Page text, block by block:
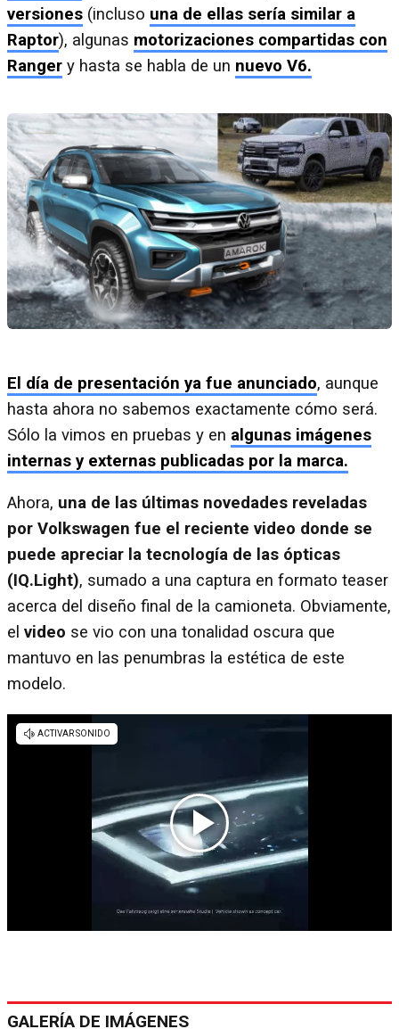
versiones (incluso una de ellas sería similar a
Raptor), algunas motorizaciones compartidas con
Ranger y hasta se habla de un nuevo V6.
El día de presentación ya fue anunciado, aunque
hasta ahora no sabemos exactamente cómo será.
Sólo la vimos en pruebas y en algunas imágenes
internas y externas publicadas por la marca.
Ahora, una de las últimas novedades reveladas
por Volkswagen fue el reciente video donde se
puede apreciar la tecnología de las ópticas
(IQ.Light), sumado a una captura en formato teaser
acerca del diseño final de la camioneta. Obviamente,
el video se vio con una tonalidad oscura que
mantuvo en las penumbras la estética de este
modelo.
GALERÍA DE IMÁGENES